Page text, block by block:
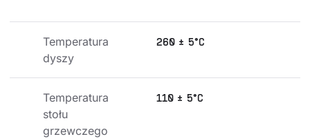
Temperatura
dyszy
260 ± 5°C
Temperatura
stołu
grzewczego
110 ± 5°C